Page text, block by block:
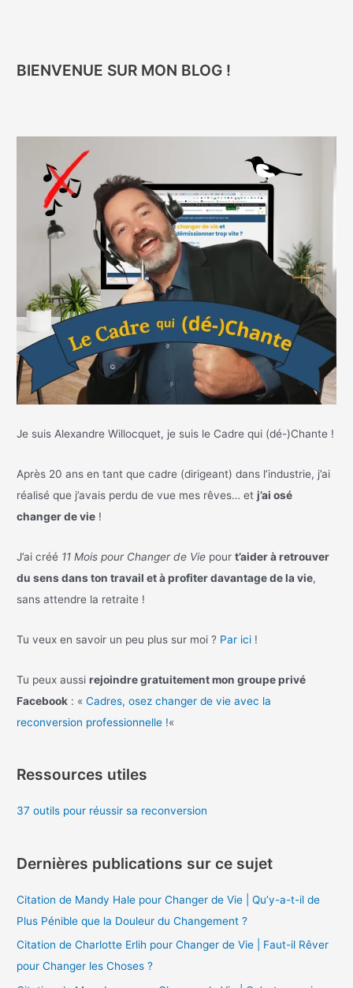
BIENVENUE SUR MON BLOG !
Je suis Alexandre Willocquet, je suis le Cadre qui (dé-)Chante !
Après 20 ans en tant que cadre (dirigeant) dans l’industrie, j’ai
réalisé que j’avais perdu de vue mes rêves… etj’ai osé
changer de vie !
J’ai créé 11 Mois pour Changer de Vie pourt’aider à retrouver
du sens dans ton travail et à profiter davantage de la vie,
sans attendre la retraite !
Tu veux en savoir un peu plus sur moi ? Par ici !
Tu peux aussirejoindre gratuitement mon groupe privé
Facebook : «Cadres, osez changer de vie avec la
reconversion professionnelle !«
Ressources utiles
37 outils pour réussir sa reconversion
Dernières publications sur ce sujet
Citation de Mandy Hale pour Changer de Vie | Qu’y-a-t-il de
Plus Pénible que la Douleur du Changement ?
Citation de Charlotte Erlih pour Changer de Vie | Faut-il Rêver
pour Changer les Choses ?